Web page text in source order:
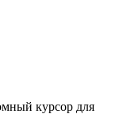
курсор для